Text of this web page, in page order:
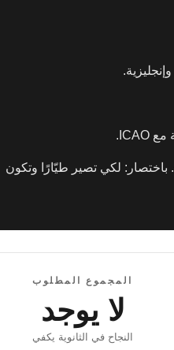
مع ICAO
.
باختصار: لكي تصير طيّارًا وتكون
المجموع المطلوب
لا يوجد
النجاح في الثانوية يكفي